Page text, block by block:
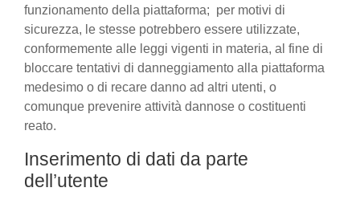
funzionamento della piattaforma; per motivi di
sicurezza, le stesse potrebbero essere utilizzate,
conformemente alle leggi vigenti in materia, al fine di
bloccare tentativi di danneggiamento alla piattaforma
medesimo o di recare danno ad altri utenti, o
comunque prevenire attività dannose o costituenti
reato.
Inserimento di dati da parte
dell’utente